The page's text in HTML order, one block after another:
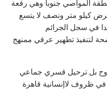
المواصي جنوبا وهي رقعة
كيلو متر ونصف لا يتسع
في سجل الجرائم
لتنفيذ تطهير عرقي ممنهج
بل ترحيل قسري جماعي
في ظروف لاإنسانية قاهرة